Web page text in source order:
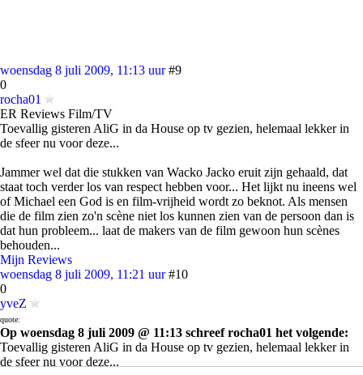
woensdag 8 juli 2009, 11:13 uur #9
0
rocha01
ER Reviews Film/TV
Toevallig gisteren AliG in da House op tv gezien, helemaal lekker in
de sfeer nu voor deze...
Jammer wel dat die stukken van Wacko Jacko eruit zijn gehaald, dat
staat toch verder los van respect hebben voor... Het lijkt nu ineens wel
of Michael een God is en film-vrijheid wordt zo beknot. Als mensen
die de film zien zo'n scène niet los kunnen zien van de persoon dan is
dat hun probleem... laat de makers van de film gewoon hun scènes
behouden...
Mijn Reviews
woensdag 8 juli 2009, 11:21 uur #10
0
yveZ
quote:
Op woensdag 8 juli 2009 @ 11:13 schreef rocha01 het volgende:
Toevallig gisteren AliG in da House op tv gezien, helemaal lekker in
de sfeer nu voor deze...